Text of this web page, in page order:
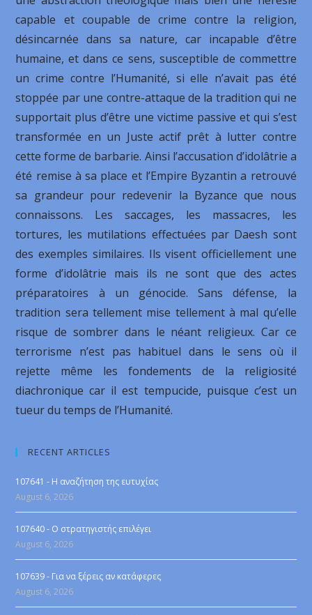
capable et coupable de crime contre la religion,
désincarnée dans sa nature, car incapable d’être
humaine, et dans ce sens, susceptible de commettre
un crime contre l’Humanité, si elle n’avait pas été
stoppée par une contre-attaque de la tradition qui ne
supportait plus d’être une victime passive et qui s’est
transformée en un Juste actif prêt à lutter contre
cette forme de barbarie. Ainsi l’accusation d’idolâtrie a
été remise à sa place et l’Empire Byzantin a retrouvé
sa grandeur pour redevenir la Byzance que nous
connaissons. Les saccages, les massacres, les
tortures, les mutilations effectuées par Daesh sont
des exemples similaires. Ils visent officiellement une
forme d’idolâtrie mais ils ne sont que des actes
préparatoires à un génocide. Sans défense, la
tradition sera tellement mise tellement à mal qu’elle
risque de sombrer dans le néant religieux. Car ce
terrorisme n’est pas habituel dans le sens où il
rejette même les fondements de la religiosité
diachronique car il est tempucide, puisque c’est un
tueur du temps de l’Humanité.
RECENT ARTICLES
107641 - Η αναζήτηση της ευτυχίας
August 6, 2026
107640 - Ο στρατηγιστής επιλέγει
August 6, 2026
107639 - Για να ξέρεις αν κατάφερες
August 6, 2026